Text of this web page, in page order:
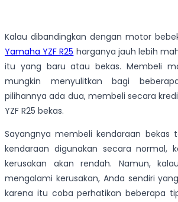
Kalau dibandingkan dengan motor
Yamaha YZF R25 harganya jauh lebih
itu yang baru atau bekas. Membeli
mungkin menyulitkan bagi
pilihannya ada dua, membeli secara
YZF R25 bekas.
Sayangnya membeli kendaraan bekas
kendaraan digunakan secara normal,
kerusakan akan rendah. Namun,
mengalami kerusakan, Anda sendiri
karena itu coba perhatikan beberapa